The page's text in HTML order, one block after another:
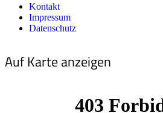
Kontakt
Impressum
Datenschutz
Auf Karte anzeigen